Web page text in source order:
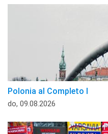
Polonia al Completo I
do, 09.08.2026